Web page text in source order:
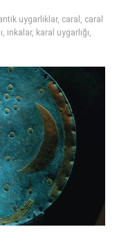
uygarlıklar, caral , caral
, inkalar, karal uygarlığı,